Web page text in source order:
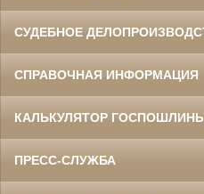
СУДЕБНОЕ
СПРАВОЧНАЯ ИНФОРМАЦИЯ
КАЛЬКУЛЯТОР
ПРЕСС-СЛУЖБА